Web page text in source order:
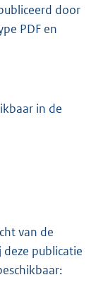
door
PDF en
in de
van de
publicatie